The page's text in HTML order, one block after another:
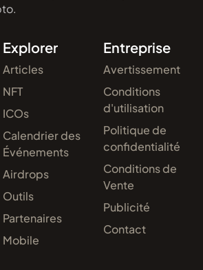
Explorer
Articles
NFT
ICOs
Calendrier des
Événements
Airdrops
Outils
Partenaires
Mobile
Entreprise
Avertissement
Conditions
d'utilisation
Politique de
confidentialité
Conditions de
Vente
Publicité
Contact